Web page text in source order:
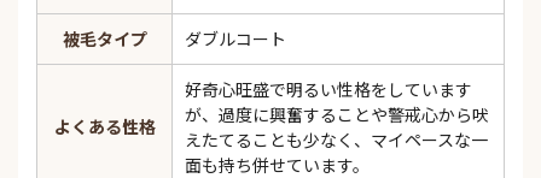
被毛タイプ ダブルコート
よくある性格
好奇心旺盛で明るい性格をしています
が、過度に興奮することや警戒心から吠
えたてることも少なく、マイペースな一
面も持ち併せています。